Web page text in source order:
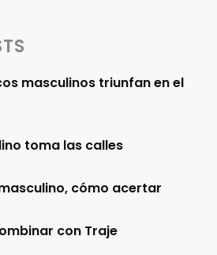
masculinos triunfan en el
toma las calles
cómo acertar
con Traje